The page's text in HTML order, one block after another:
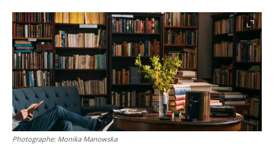
Photographe: Monika Manowska